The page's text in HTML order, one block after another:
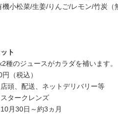
小松菜/生姜/りんご/レモン/竹炭（
ト
種のジュースがカラダを補います。
（税込）
頭、配送、ネットデリバリー等
タークレンズ
月30日～約3ヵ月